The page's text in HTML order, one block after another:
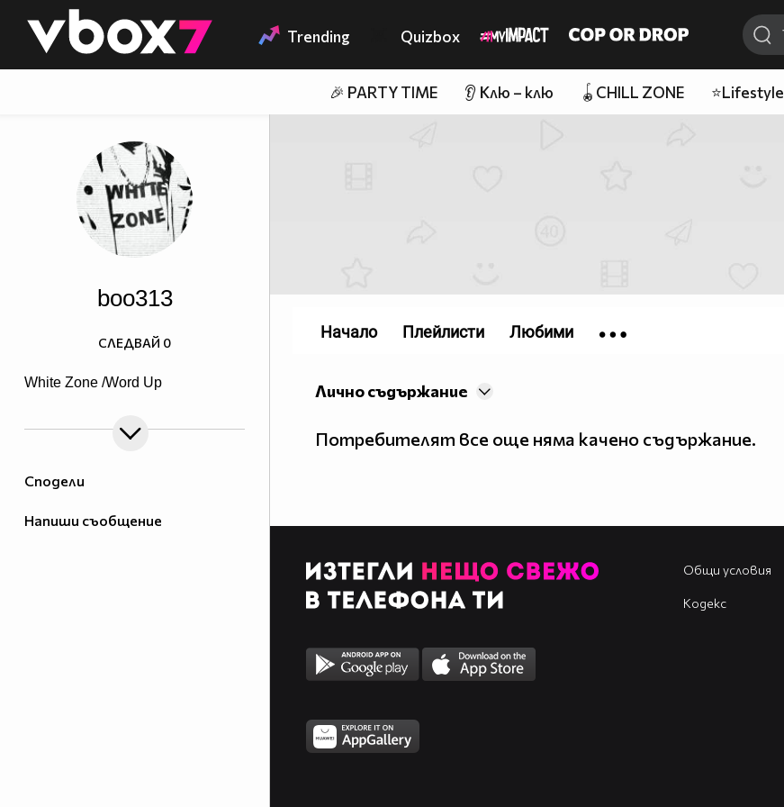
👾 Trending Quizbox
🎉 PARTY TIME 👂 Клю – клю 🪀CHILL ZONE ⭐Lifestyle
Сподели
Напиши съобщение
boo313
White Zone /Word Up
СЛЕДВАЙ 0
Лично съдържание
Потребителят все още няма качено съдържание.
Начало Плейлисти Любими
Общи условия
Кодекс